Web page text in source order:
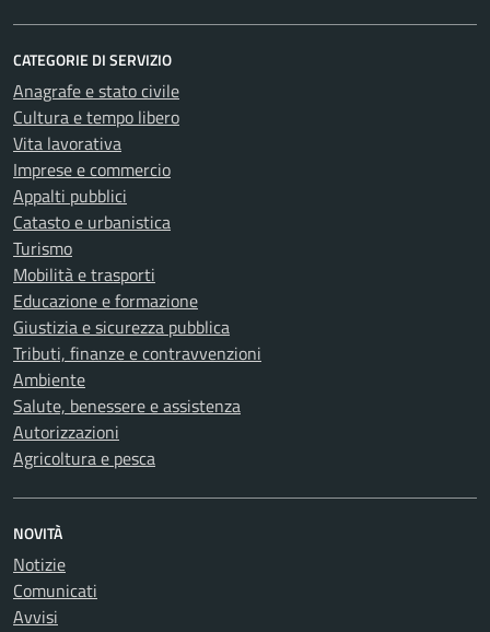
CATEGORIE DI SERVIZIO
Anagrafe e stato civile
Cultura e tempo libero
Vita lavorativa
Imprese e commercio
Appalti pubblici
Catasto e urbanistica
Turismo
Mobilità e trasporti
Educazione e formazione
Giustizia e sicurezza pubblica
Tributi, finanze e contravvenzioni
Ambiente
Salute, benessere e assistenza
Autorizzazioni
Agricoltura e pesca
NOVITÀ
Notizie
Comunicati
Avvisi